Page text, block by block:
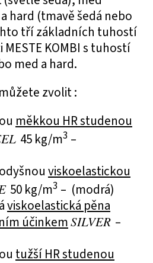
hard (tmavě šedá nebo
tří základních tuhostí
KOMBI s tuhostí
med a hard.
zvolit :
měkkou HR studenou
45 kg/m3 –
viskoelastickou
50 kg/m3 – (modrá)
viskoelastická pěna
účinkemSILVER –
tužší HR studenou